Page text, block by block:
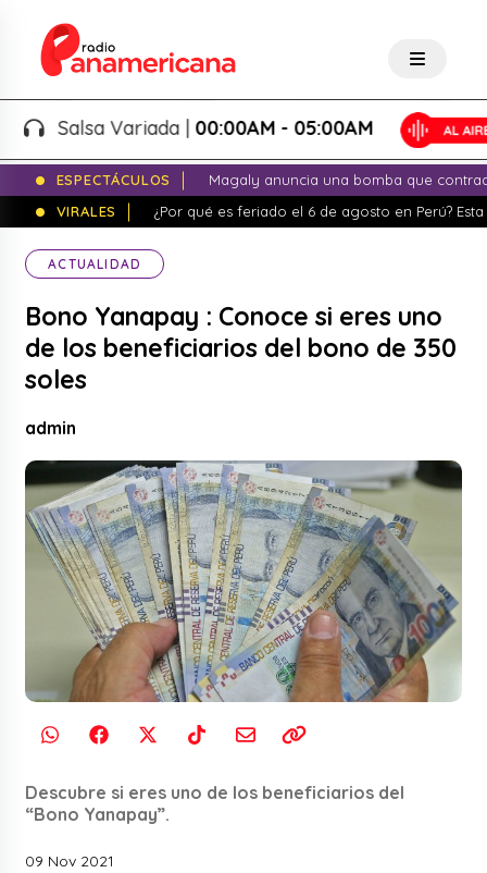
Salsa Variada |00:00AM - 05:00AM
ESPECTÁCULOS
Magaly anuncia una bomba que
VIRALES
¿Por qué es feriado el 6 de agosto en Perú?
ACTUALIDAD
Bono Yanapay : Conoce si eres uno
de los beneficiarios del bono de 350
soles
admin
Descubre si eres uno de los beneficiarios del
“Bono Yanapay”.
09 Nov 2021